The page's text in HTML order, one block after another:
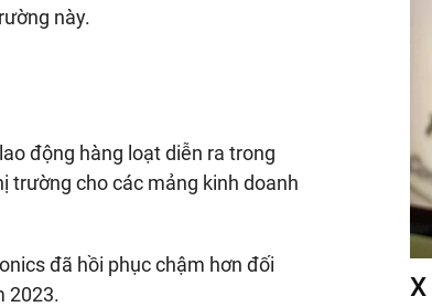
này.
động hàng loạt diễn ra trong
trường cho các mảng kinh doanh
đã hồi phục chậm hơn đối
2023.